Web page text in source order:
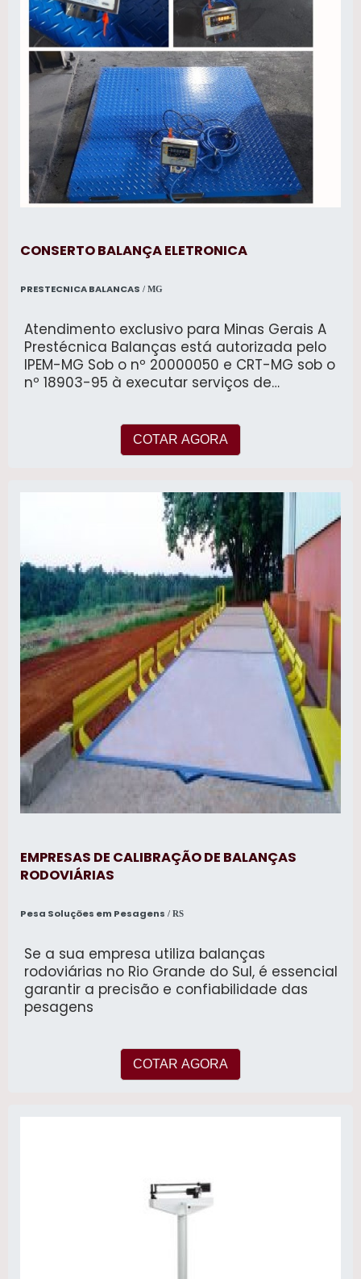
CONSERTO BALANÇA ELETRONICA
PRESTECNICA BALANCAS / MG
Atendimento exclusivo para Minas Gerais A
Prestécnica Balanças está autorizada pelo
IPEM-MG Sob o nº 20000050 e CRT-MG sob o
nº 18903-95 à executar serviços de
calibração com emissão de certificado de
conformidade de balanças de todos os
fornecimento e instalação de software
rodoviárias. automação de balanças
industriais ,atualização tecnológica de
balanças rodoviárias e em geral.
COTAR AGORA
EMPRESAS DE CALIBRAÇÃO DE BALANÇAS
RODOVIÁRIAS
Pesa Soluções em Pesagens / RS
Se a sua empresa utiliza balanças
rodoviárias no Rio Grande do Sul, é essencial
garantir a precisão e confiabilidade das
pesagens
COTAR AGORA